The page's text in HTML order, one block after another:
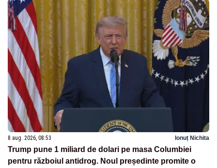
8 aug. 2026, 08:53 Ionuț Nichita
Trump pune 1 miliard de dolari pe masa Columbiei
pentru războiul antidrog. Noul președinte promite o